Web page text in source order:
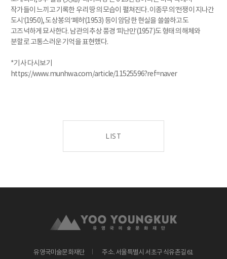
작가들이 느끼고 기록한 우리 땅의 모습이 펼쳐진다. 이종무의 ‘전쟁이 지나간
도시’(1950), 도상봉의 ‘폐허’(1953) 등이 암담한 현실을 쓸쓸하고도
고즈넉하게 묘사한다. 남관의 추상 풍경 ‘피난민’(1957)도 형태의 해체와
분할로 고통스러운 기억을 표현했다.
*기사 다시보기
https://www.munhwa.com/article/11525596?ref=naver
LIST
유영국미술문화재단 주소. 서울특별시 서초구 식유촌길 61